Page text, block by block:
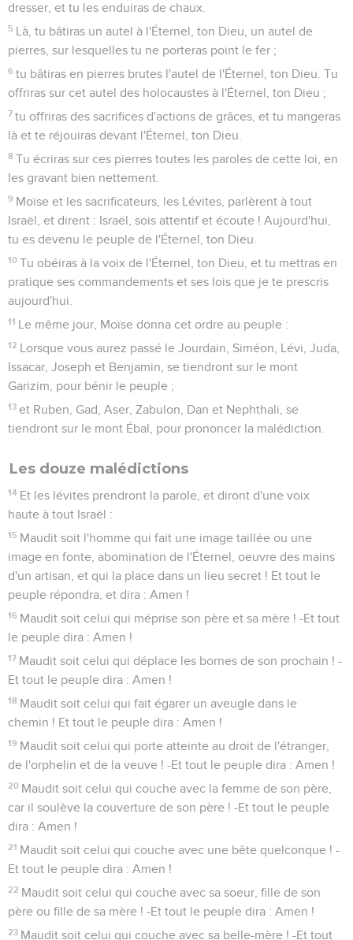
dresser, et tu les enduiras de chaux.
5 Là, tu bâtiras un autel à l'Éternel, ton Dieu, un autel de
pierres, sur lesquelles tu ne porteras point le fer ;
6 tu bâtiras en pierres brutes l'autel de l'Éternel, ton Dieu. Tu
offriras sur cet autel des holocaustes à l'Éternel, ton Dieu ;
7 tu offriras des sacrifices d'actions de grâces, et tu mangeras
là et te réjouiras devant l'Éternel, ton Dieu.
8 Tu écriras sur ces pierres toutes les paroles de cette loi, en
les gravant bien nettement.
9 Moïse et les sacrificateurs, les Lévites, parlèrent à tout
Israël, et dirent : Israël, sois attentif et écoute ! Aujourd'hui,
tu es devenu le peuple de l'Éternel, ton Dieu.
10 Tu obéiras à la voix de l'Éternel, ton Dieu, et tu mettras en
pratique ses commandements et ses lois que je te prescris
aujourd'hui.
11 Le même jour, Moïse donna cet ordre au peuple :
12 Lorsque vous aurez passé le Jourdain, Siméon, Lévi, Juda,
Issacar, Joseph et Benjamin, se tiendront sur le mont
Garizim, pour bénir le peuple ;
13 et Ruben, Gad, Aser, Zabulon, Dan et Nephthali, se
tiendront sur le mont Ébal, pour prononcer la malédiction.
Les douze malédictions
14 Et les lévites prendront la parole, et diront d'une voix
haute à tout Israël :
15 Maudit soit l'homme qui fait une image taillée ou une
image en fonte, abomination de l'Éternel, oeuvre des mains
d'un artisan, et qui la place dans un lieu secret ! Et tout le
peuple répondra, et dira : Amen !
16 Maudit soit celui qui méprise son père et sa mère ! -Et tout
le peuple dira : Amen !
17 Maudit soit celui qui déplace les bornes de son prochain ! -
Et tout le peuple dira : Amen !
18 Maudit soit celui qui fait égarer un aveugle dans le
chemin ! Et tout le peuple dira : Amen !
19 Maudit soit celui qui porte atteinte au droit de l'étranger,
de l'orphelin et de la veuve ! -Et tout le peuple dira : Amen !
20 Maudit soit celui qui couche avec la femme de son père,
car il soulève la couverture de son père ! -Et tout le peuple
dira : Amen !
21 Maudit soit celui qui couche avec une bête quelconque ! -
Et tout le peuple dira : Amen !
22 Maudit soit celui qui couche avec sa soeur, fille de son
père ou fille de sa mère ! -Et tout le peuple dira : Amen !
23 Maudit soit celui qui couche avec sa belle-mère ! -Et tout